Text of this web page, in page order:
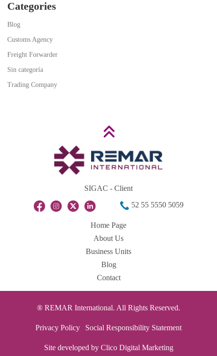
Categories
Blog
Customs Agency
Freight Forwarder
Sin categoría
Trading Company
SIGAC - Client
52 55 5550 5059
Home Page
About Us
Business Units
Blog
Contact
® REMAR International. All Rights Reserved.
Privacy Policy Social Responsibility Statement
Site developed by Clico Digital Marketing